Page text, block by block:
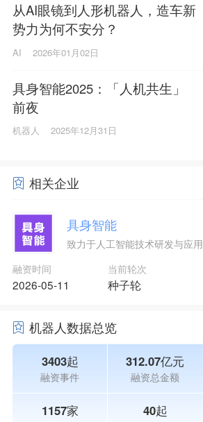
从AI眼镜到人形机器人，造车新
势力为何不安分？
AI 2026年01月02日
具身智能2025：「人机共生」
前夜
机器人 2025年12月31日
相关企业
具身智能
致力于人工智能技术研发与应用
融资时间
2026-05-11
当前轮次
种子轮
机器人数据总览
3403起
融资事件
312.07亿元
融资总金额
1157家 40起